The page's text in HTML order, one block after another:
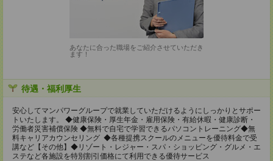
あなたに合った職場をご紹介させていただき
ます！
待遇・福利厚生
安心してマンパワーグループで就業していただけるようにしっかりとサポー
トいたします。 ◆健康保険・厚生年金・雇用保険・有給休暇・健康診断・
労働者災害補償保険 ◆無料で自宅で学習できるパソコントレーニング◆無
料キャリアカウンセリング ◆各種提携スクールのメニューを優待料金で受
講など【その他】◆リゾート・レジャー・スパ・ショッピング・グルメ・エ
ステなど各施設を特別割引価格にて利用できる優待サービス